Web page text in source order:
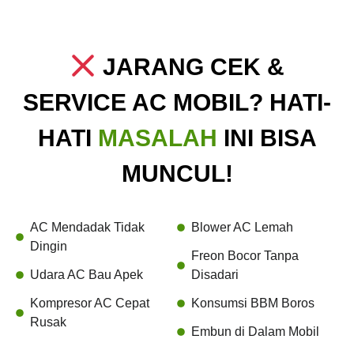
JARANG CEK &
SERVICE AC MOBIL? HATI-
HATI MASALAH INI BISA
MUNCUL!
AC Mendadak Tidak
Dingin
Udara AC Bau Apek
Kompresor AC Cepat
Rusak
Blower AC Lemah
Freon Bocor Tanpa
Disadari
Konsumsi BBM Boros
Embun di Dalam Mobil